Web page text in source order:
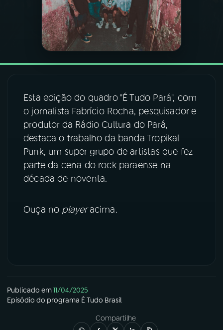
PROGRAMAS
PODCASTS
ÚLTIMAS
08 FESTIVAL DE MÚSICA
ACOMPANHE A RÁDIO NACIONAL
YouTube
Esta edição do quadro "É Tudo Pará", com
o jornalista Fabrício Rocha, pesquisador e
produtor da Rádio Cultura do Pará,
destaca o trabalho da banda Tropikal
Punk, um super grupo de artistas que fez
parte da cena do rock paraense na
década de noventa.
Ouça no playeracima.
Publicado em11/04/2025
Episódio do programa É Tudo Brasil
Compartilhe